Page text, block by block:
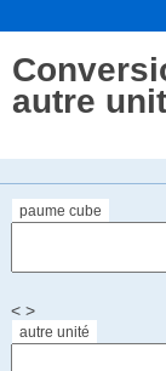
autre
paume cube
< >
autre unité